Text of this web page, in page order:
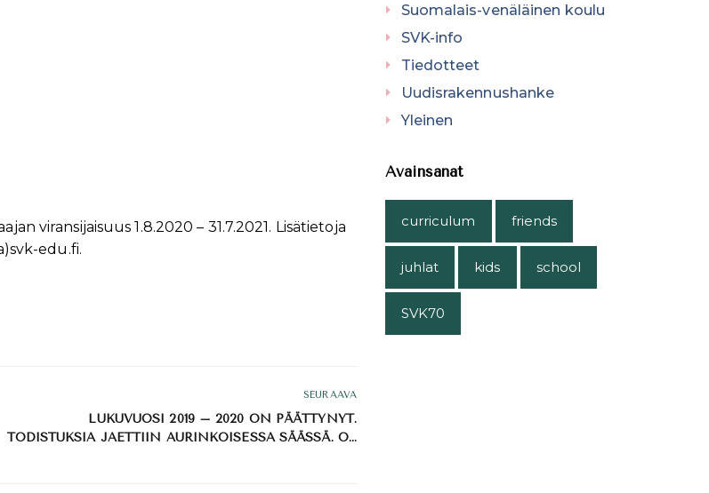
viransijaisuus 1.8.2020 – 31.7.2021. Lisätietoja
edu.fi.
SEURAAVA
LUKUVUOSI 2019 – 2020 ON PÄÄTTYNYT.
TODISTUKSIA JAETTIIN AURINKOISESSA SÄÄSSÄ. O…
Suomalais-venäläinen koulu
SVK-info
Tiedotteet
Uudisrakennushanke
Yleinen
Avainsanat
curriculum friends
juhlat kids school
SVK70